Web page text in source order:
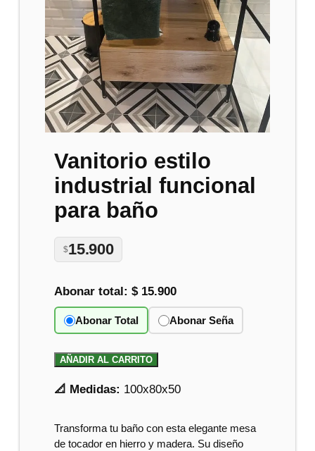
Vanitorio estilo
industrial funcional
para baño
$15.900
Abonar total:$ 15.900
Abonar Total Abonar Seña
AÑADIR AL CARRITO
📐 Medidas: 100x80x50
Transforma tu baño con esta elegante mesa
de tocador en hierro y madera. Su diseño